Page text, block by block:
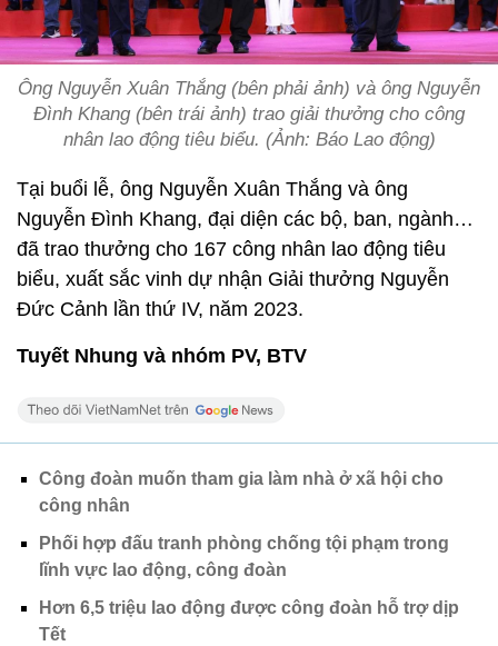
Ông Nguyễn Xuân Thắng (bên phải ảnh) và ông Nguyễn
Đình Khang (bên trái ảnh) trao giải thưởng cho công
nhân lao động tiêu biểu. (Ảnh: Báo Lao động)
Tại buổi lễ, ông Nguyễn Xuân Thắng và ông
Nguyễn Đình Khang, đại diện các bộ, ban, ngành…
đã trao thưởng cho 167 công nhân lao động tiêu
biểu, xuất sắc vinh dự nhận Giải thưởng Nguyễn
Đức Cảnh lần thứ IV, năm 2023.
Tuyết Nhung và nhóm PV, BTV
Công đoàn muốn tham gia làm nhà ở xã hội cho
công nhân
Phối hợp đấu tranh phòng chống tội phạm trong
lĩnh vực lao động, công đoàn
Hơn 6,5 triệu lao động được công đoàn hỗ trợ dịp
Tết